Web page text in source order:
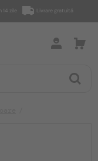
zile Livrare gratuită